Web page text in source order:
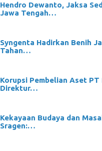
Hendro Dewanto, Jaksa
Jawa Tengah…
Syngenta Hadirkan Benih
Tahan…
Korupsi Pembelian Aset PT
Direktur…
Kekayaan Budaya dan
Sragen:…